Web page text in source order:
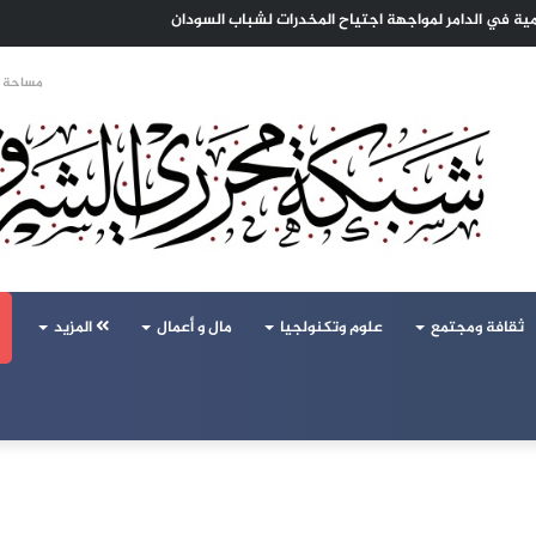
الهجرة لنعيش بلا خوف
مساحة
ثقافة ومجتمع علوم وتكنولجيا مال و أعمال المزيد